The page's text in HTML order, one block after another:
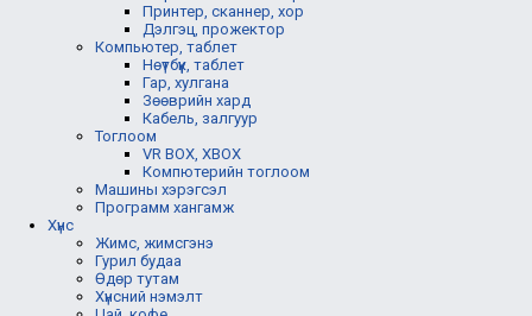
Принтер, сканнер, хор
Дэлгэц, прожектор
Компьютер, таблет
Нөүтбүүк, таблет
Гар, хулгана
Зөөврийн хард
Кабель, залгуур
Тоглоом
VR BOX, XBOX
Компютерийн тоглоом
Машины хэрэгсэл
Программ хангамж
Хүнс
Жимс, жимсгэнэ
Гурил будаа
Өдөр тутам
Хүнсний нэмэлт